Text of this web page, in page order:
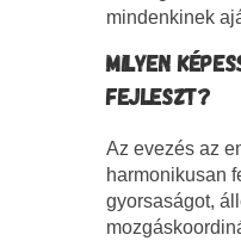
mindenkinek
MILYEN
FEJLESZT?
Az evezés az
harmonikusan
gyorsaságot,